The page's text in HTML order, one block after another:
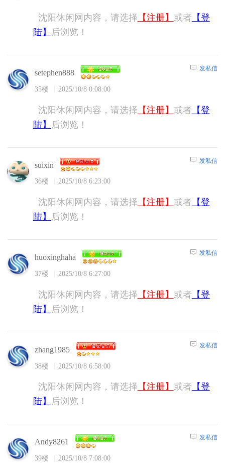
沈阳休闲网内容，请选择 【注册】 或者 【登
陆】
后浏览！
setephen888
35楼 2025/10/8 0:08:00
发私信
沈阳休闲网内容，请选择 【注册】 或者 【登
陆】
后浏览！
suixin
36楼 2025/10/8 6:23:00
发私信
沈阳休闲网内容，请选择 【注册】 或者 【登
陆】
后浏览！
huoxinghaha
37楼 2025/10/8 6:27:00
发私信
沈阳休闲网内容，请选择 【注册】 或者 【登
陆】
后浏览！
zhang1985
38楼 2025/10/8 6:58:00
发私信
沈阳休闲网内容，请选择 【注册】 或者 【登
陆】
后浏览！
Andy8261
39楼 2025/10/8 7:08:00
发私信